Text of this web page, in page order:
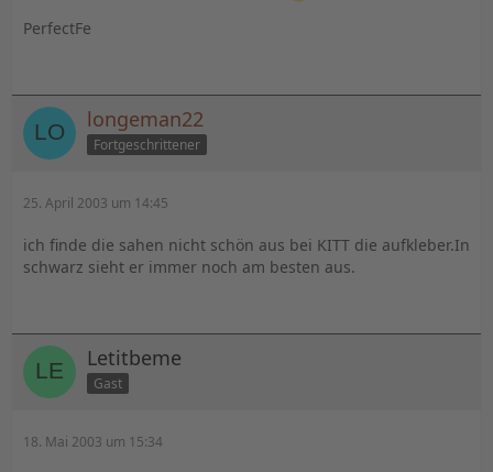
PerfectFe
longeman22
Fortgeschrittener
25. April 2003 um 14:45
ich finde die sahen nicht schön aus bei KITT die aufkleber.In
schwarz sieht er immer noch am besten aus.
Letitbeme
Gast
18. Mai 2003 um 15:34